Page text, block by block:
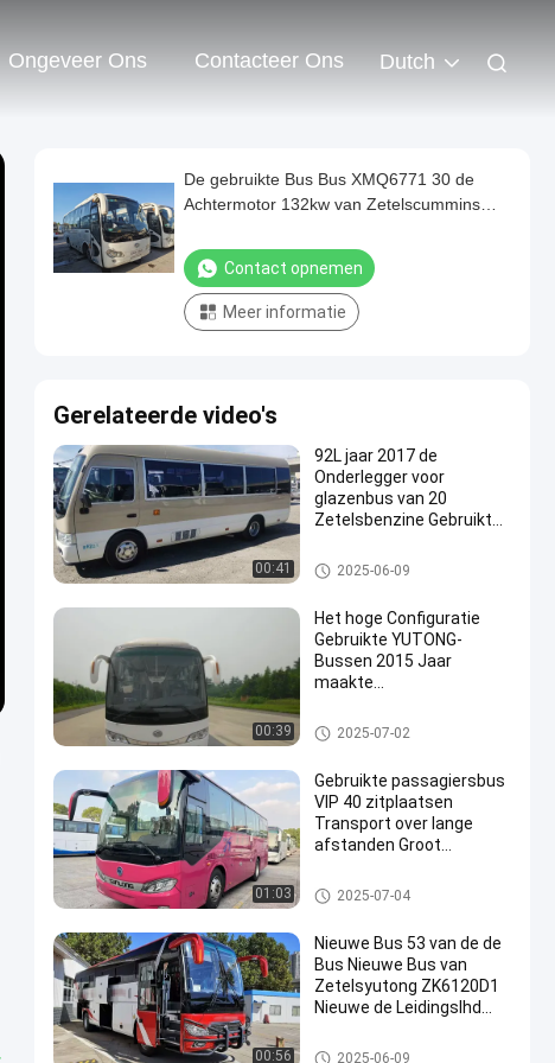
Ongeveer Ons Contacteer Ons Dutch
De gebruikte Bus Bus XMQ6771 30 de
Achtermotor 132kw van Zetelscummins
Contact opnemen
Meer informatie
Gerelateerde video's
00:41
92L jaar 2017 de
Onderlegger voor
glazenbus van 20
Zetelsbenzine Gebruikte
Gebruikte Onderlegger voor gla
zenbus
2025-06-09
00:39
Het hoge Configuratie
Gebruikte YUTONG-
Bussen 2015 Jaar
maakte
Afmeting
Gebruikte Yutong-Bussen
2025-07-02
01:03
Gebruikte passagiersbus
VIP 40 zitplaatsen
Transport over lange
afstanden Groot
Gebruikte Busbus
2025-07-04
00:56
Nieuwe Bus 53 van de de
Bus Nieuwe Bus van
Zetelsyutong ZK6120D1
Nieuwe de Leidingslhd
Gebruikte Busbus
2025-06-09